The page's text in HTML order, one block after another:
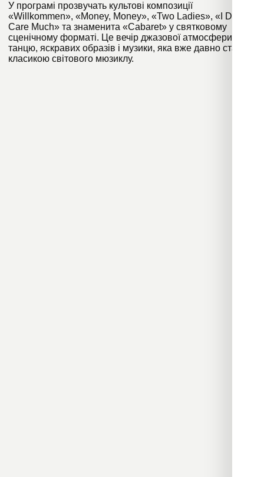
У програмі прозвучать культові композиції
«Willkommen», «Money, Money», «Two Ladies», «I Don’t
Care Much» та знаменита «Cabaret» у святковому
сценічному форматі. Це вечір джазової атмосфери,
танцю, яскравих образів і музики, яка вже давно стала
класикою світового мюзиклу.